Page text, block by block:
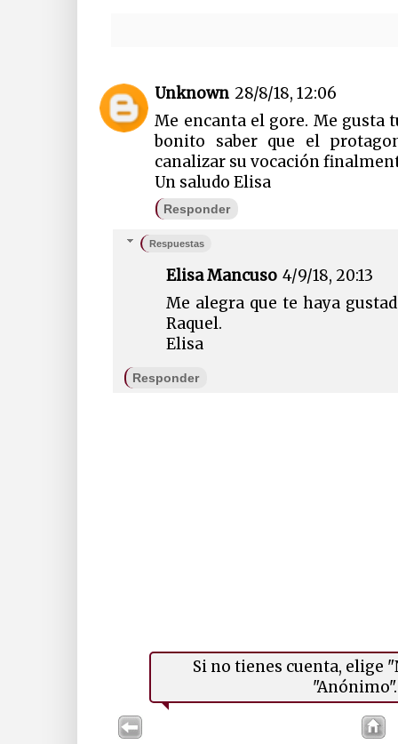
Unknown 28/8/18, 12:06
Me encanta el gore. Me gusta
bonito saber que el
canalizar su vocación
Un saludo Elisa
Responder
Respuestas
Elisa Mancuso 4/9/18, 20:13
Me alegra que te haya
Raquel.
Elisa
Responder
Si no tienes cuenta, elige
"Anónimo".